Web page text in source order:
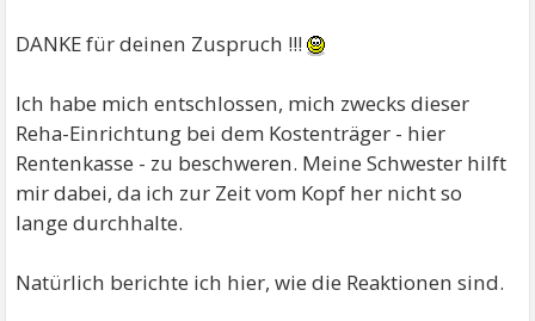
DANKE für deinen Zuspruch !!!
Ich habe mich entschlossen, mich zwecks dieser
Reha-Einrichtung bei dem Kostenträger - hier
Rentenkasse - zu beschweren. Meine Schwester hilft
mir dabei, da ich zur Zeit vom Kopf her nicht so
lange durchhalte.
Natürlich berichte ich hier, wie die Reaktionen sind.